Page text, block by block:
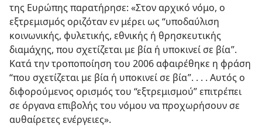
της Ευρώπης παρατήρησε: «Στον αρχικό νόμο, ο
εξτρεμισμός οριζόταν εν μέρει ως “υποδαύλιση
κοινωνικής, φυλετικής, εθνικής ή θρησκευτικής
διαμάχης, που σχετίζεται με βία ή υποκινεί σε βία”.
Κατά την τροποποίηση του 2006 αφαιρέθηκε η φράση
“που σχετίζεται με βία ή υποκινεί σε βία”. . . . Αυτός ο
διφορούμενος ορισμός του “εξτρεμισμού” επιτρέπει
σε όργανα επιβολής του νόμου να προχωρήσουν σε
αυθαίρετες ενέργειες».